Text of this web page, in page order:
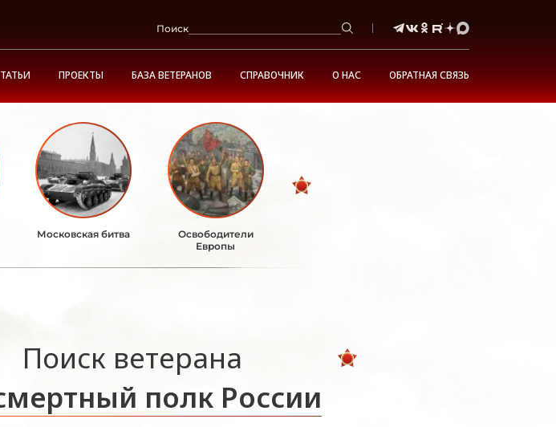
Поиск
ПРОЕКТЫ БАЗА ВЕТЕРАНОВ СПРАВОЧНИК О НАС ОБРАТНАЯ СВЯЗЬ
Московская битва
Освободители
Европы
Поиск ветерана
полк России